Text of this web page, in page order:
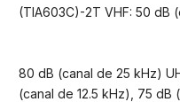
(TIA603C)-2T VHF: 50 dB
80 dB (canal de 25 kHz)
(canal de 12.5 kHz), 75 dB